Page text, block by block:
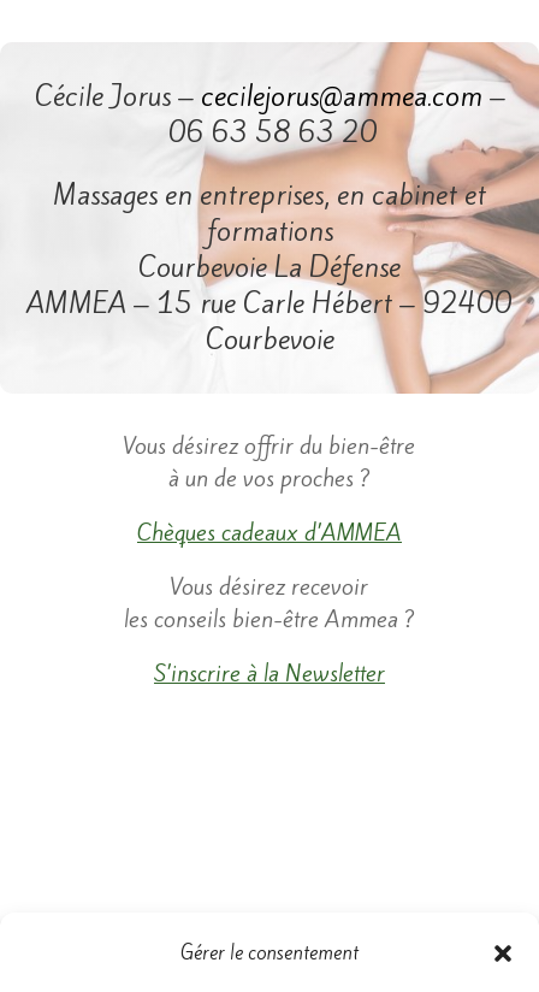
Gérer le consentement
Cécile Jorus – cecilejorus@ammea.com –
06 63 58 63 20
Massages en entreprises, en cabinet et
formations
Courbevoie La Défense
AMMEA – 15 rue Carle Hébert – 92400
Courbevoie
​Vous désirez offrir du bien-être
à un de vos proches ?
Chèques cadeaux d’AMMEA
​Vous désirez recevoir
les conseils bien-être Ammea ?
S’inscrire à la Newsletter